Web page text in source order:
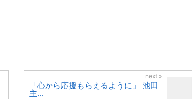
「心から応援もらえるように」 池田
主...